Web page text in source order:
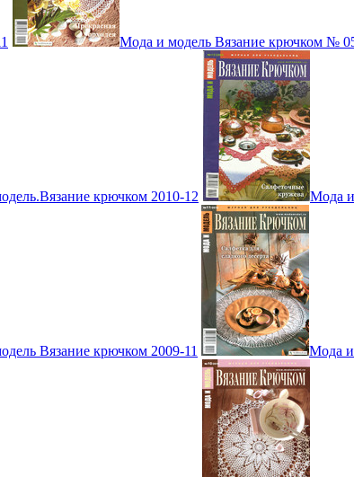
Мода и модель Вязание крючком №
крючком 2010-12 Мода
Вязание крючком 2009-11 Мода и